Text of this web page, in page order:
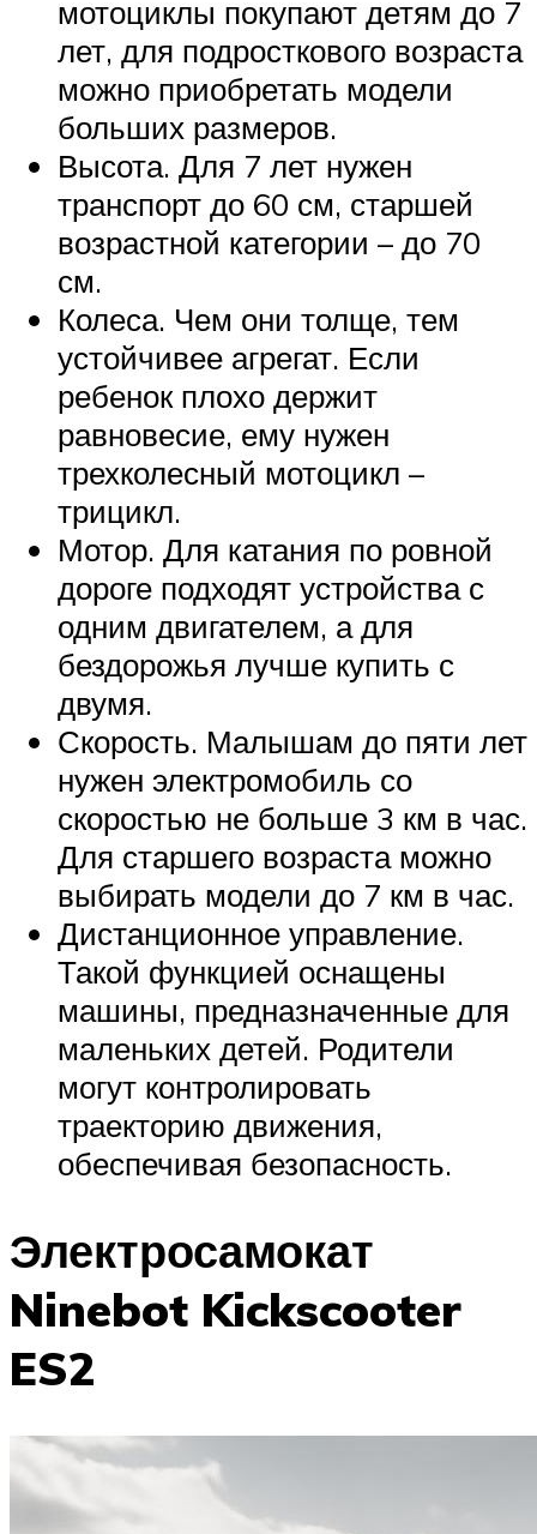
мотоциклы покупают детям до 7
лет, для подросткового возраста
можно приобретать модели
больших размеров.
Высота. Для 7 лет нужен
транспорт до 60 см, старшей
возрастной категории – до 70
см.
Колеса. Чем они толще, тем
устойчивее агрегат. Если
ребенок плохо держит
равновесие, ему нужен
трехколесный мотоцикл –
трицикл.
Мотор. Для катания по ровной
дороге подходят устройства с
одним двигателем, а для
бездорожья лучше купить с
двумя.
Скорость. Малышам до пяти лет
нужен электромобиль со
скоростью не больше 3 км в час.
Для старшего возраста можно
выбирать модели до 7 км в час.
Дистанционное управление.
Такой функцией оснащены
машины, предназначенные для
маленьких детей. Родители
могут контролировать
траекторию движения,
обеспечивая безопасность.
Электросамокат
Ninebot Kickscooter
ES2